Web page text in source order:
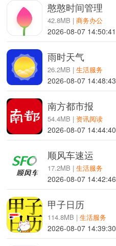
憨憨时间管理
42.8MB |商务办公
2026-08-07 14:50:41
雨时天气
26.2MB |生活服务
2026-08-07 14:48:43
南方都市报
54.4MB | 资讯阅读
2026-08-07 14:44:40
顺风车速运
17.2MB |生活服务
2026-08-07 14:42:46
甲子日历
114.8MB |生活服务
2026-08-07 14:39:30